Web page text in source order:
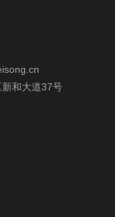
和大道37号